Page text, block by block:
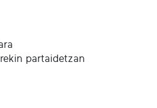
partaidetzan